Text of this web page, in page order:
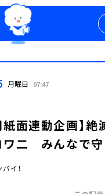
月曜日 07:47
紙面連動企画】
ワ二 みんなで守
イ！